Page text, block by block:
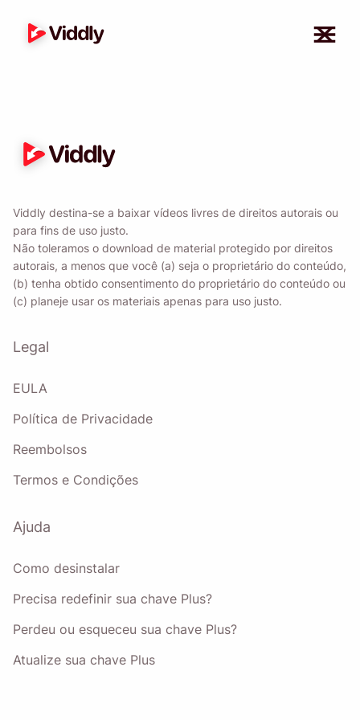
Viddly destina-se a baixar vídeos livres de direitos autorais ou
para fins de uso justo.
Não toleramos o download de material protegido por direitos
autorais, a menos que você (a) seja o proprietário do conteúdo,
(b) tenha obtido consentimento do proprietário do conteúdo ou
(c) planeje usar os materiais apenas para uso justo.
Legal
EULA
Política de Privacidade
Reembolsos
Termos e Condições
Ajuda
Como desinstalar
Precisa redefinir sua chave Plus?
Perdeu ou esqueceu sua chave Plus?
Atualize sua chave Plus
Lembre-me 🔔
Envie a si mesmo um lembrete para baixar o
Viddly quando voltar ao MacOS ou Windows
Name
Email
de Privacidade